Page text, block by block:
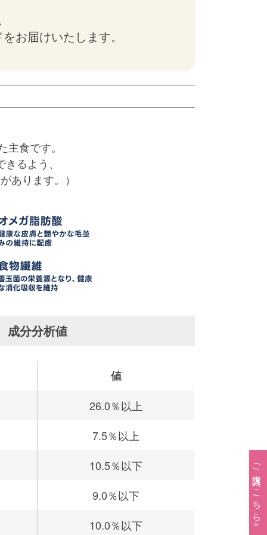
ご購入はこちら→
お届けいたします。
食です。
るよう、
あります。）
成分分析値
値
26.0％以上
7.5％以上
10.5％以下
9.0％以下
10.0％以下